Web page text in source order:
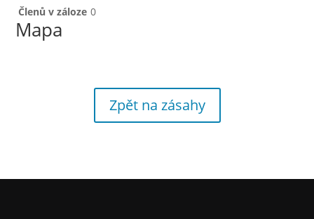
Členů v záloze 0
Mapa
Zpět na zásahy